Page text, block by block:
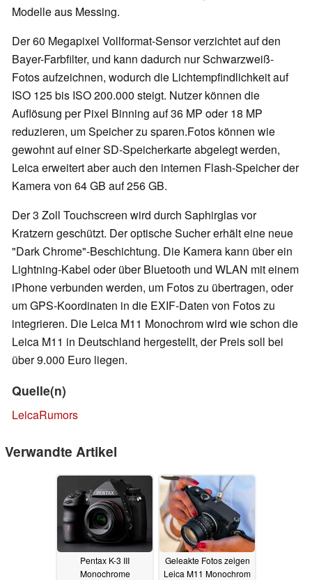
Modelle aus Messing.
Der 60 Megapixel Vollformat-Sensor verzichtet auf den
Bayer-Farbfilter, und kann dadurch nur Schwarzweiß-
Fotos aufzeichnen, wodurch die Lichtempfindlichkeit auf
ISO 125 bis ISO 200.000 steigt. Nutzer können die
Auflösung per Pixel Binning auf 36 MP oder 18 MP
reduzieren, um Speicher zu sparen.Fotos können wie
gewohnt auf einer SD-Speicherkarte abgelegt werden,
Leica erweitert aber auch den internen Flash-Speicher der
Kamera von 64 GB auf 256 GB.
Der 3 Zoll Touchscreen wird durch Saphirglas vor
Kratzern geschützt. Der optische Sucher erhält eine neue
"Dark Chrome"-Beschichtung. Die Kamera kann über ein
Lightning-Kabel oder über Bluetooth und WLAN mit einem
iPhone verbunden werden, um Fotos zu übertragen, oder
um GPS-Koordinaten in die EXIF-Daten von Fotos zu
integrieren. Die Leica M11 Monochrom wird wie schon die
Leica M11 in Deutschland hergestellt, der Preis soll bei
über 9.000 Euro liegen.
Quelle(n)
LeicaRumors
Verwandte Artikel
Pentax K-3 III
Monochrome
Geleakte Fotos zeigen
Leica M11 Monochrom